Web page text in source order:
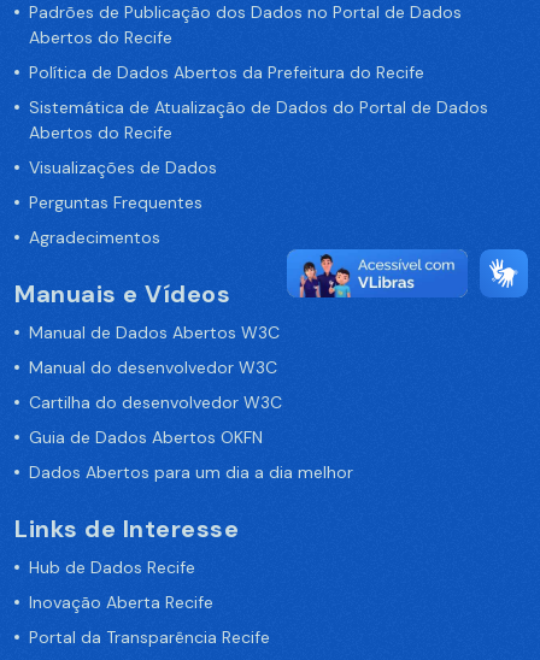
Padrões de Publicação dos Dados no Portal de Dados
Abertos do Recife
Política de Dados Abertos da Prefeitura do Recife
Sistemática de Atualização de Dados do Portal de Dados
Abertos do Recife
Visualizações de Dados
Perguntas Frequentes
Agradecimentos
Manuais e Vídeos
Manual de Dados Abertos W3C
Manual do desenvolvedor W3C
Cartilha do desenvolvedor W3C
Guia de Dados Abertos OKFN
Dados Abertos para um dia a dia melhor
Links de Interesse
Hub de Dados Recife
Inovação Aberta Recife
Portal da Transparência Recife